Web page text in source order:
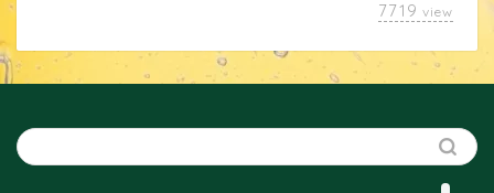
7719 view
カメラレンズ
YouTube